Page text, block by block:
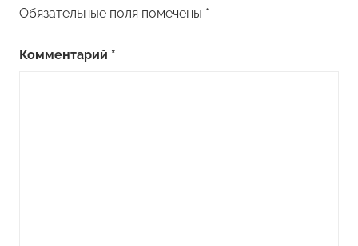
Обязательные поля помечены *
Комментарий *